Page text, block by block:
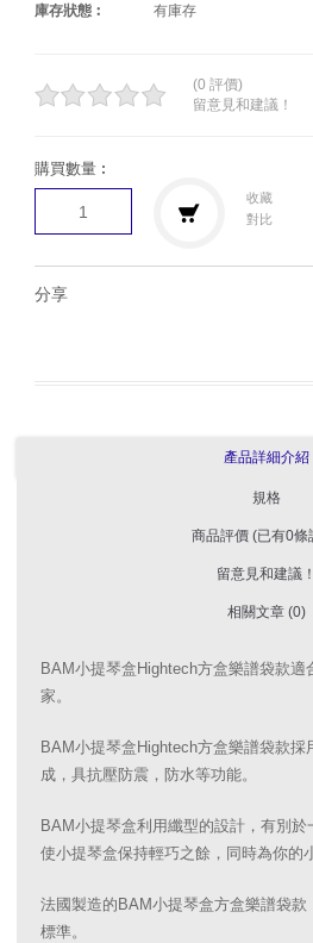
庫存狀態︰ 有庫存
(0 評價)
留意見和建議！
購買數量︰
收藏
對比
分享
產品詳細介紹
規格
商品評價 (已有0條
留意見和建議！
相關文章 (0)
BAM小提琴盒Hightech方盒樂譜袋款適
家。
BAM小提琴盒Hightech方盒樂譜袋款
成，具抗壓防震，防水等功能。
BAM小提琴盒利用纖型的設計，有別於
使小提琴盒保持輕巧之餘，同時為你的
法國製造的BAM小提琴盒方盒樂譜袋款
標準。